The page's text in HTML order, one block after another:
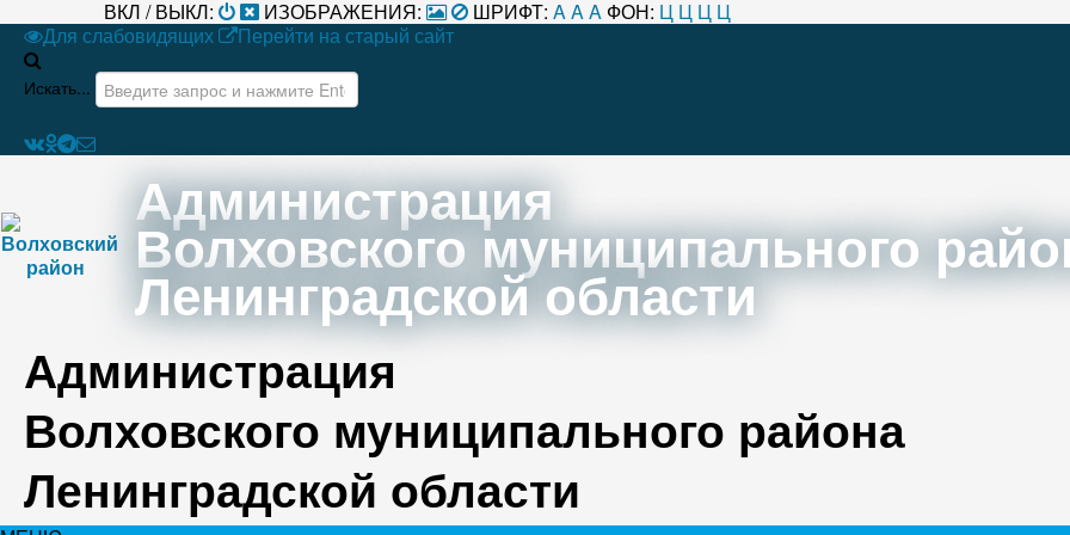
ВКЛ / ВЫКЛ: ИЗОБРАЖЕНИЯ: ШРИФТ: AAA ФОН: Ц Ц Ц Ц
Для слабовидящих
Перейти на старый сайт
Искать...
Администрация
Волховского муниципального
Ленинградской области
Администрация
Волховского муниципального района
Ленинградской области